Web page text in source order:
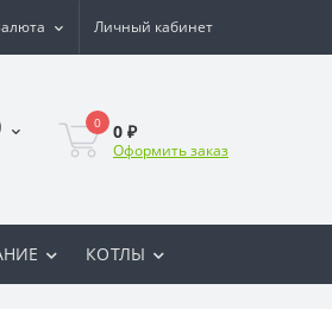
Личный кабинет
0 0 ₽
Оформить заказ
КОТЛЫ